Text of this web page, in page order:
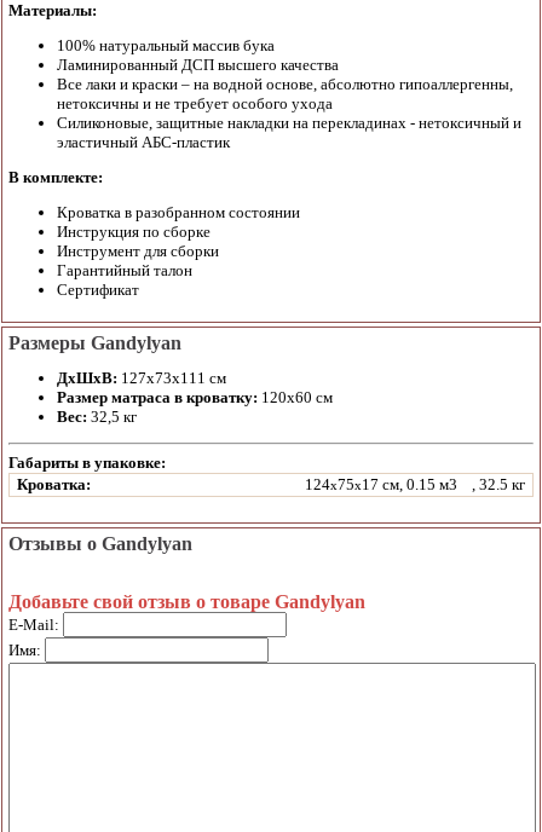
Материалы:
100% натуральный массив бука
Ламинированный ДСП высшего качества
Все лаки и краски – на водной основе, абсолютно гипоаллергенны,
нетоксичны и не требует особого ухода
Силиконовые, защитные накладки на перекладинах - нетоксичный и
эластичный АБС-пластик
В комплекте:
Кроватка в разобранном состоянии
Инструкция по сборке
Инструмент для сборки
Гарантийный талон
Сертификат
Размеры Gandylyan
ДхШхВ: 127х73х111 см
Размер матраса в кроватку: 120х60 см
Вес: 32,5 кг
Габариты в упаковке:
Кроватка:
124x75x17 см, 0.15 м3 , 32.5 кг
Отзывы о Gandylyan
Добавьте свой отзыв о товаре Gandylyan
E-Mail:
Имя: